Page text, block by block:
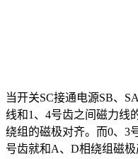
当开关SC接通电源SB、
线和1、4号齿之间磁力线
绕组的磁极对齐。而0、3
号齿就和A、D相绕组磁